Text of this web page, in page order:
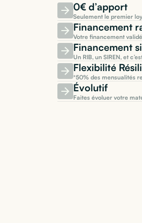
0€ d’apport
Seulement le premier
Financement
Votre financement
Financement
Un RIB, un SIREN, et
Flexibilité
*50% des mensualités
Évolutif
Faites évoluer votre